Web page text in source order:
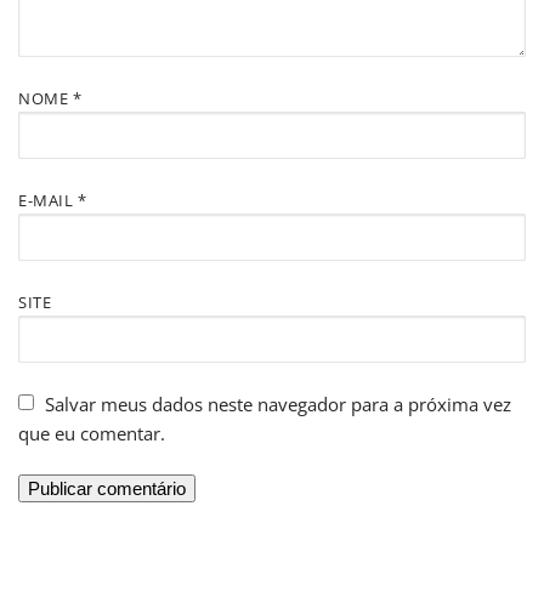
NOME *
E-MAIL *
SITE
Salvar meus dados neste navegador para a próxima vez
que eu comentar.